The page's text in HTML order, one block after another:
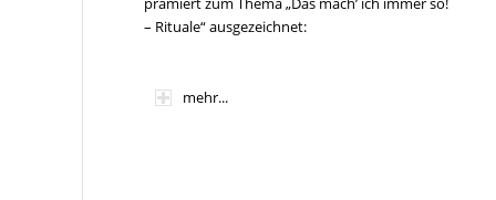
– Rituale“ ausgezeichnet:
mehr...